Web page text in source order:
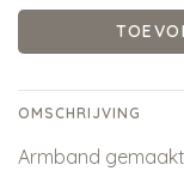
OMSCHRIJVING
Armband